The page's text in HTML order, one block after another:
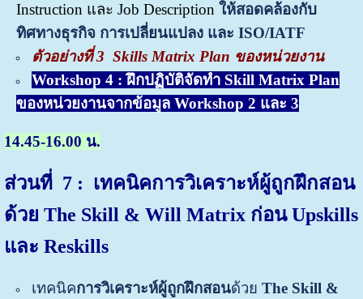
Instruction และ Job Description ให้สอดคล้องกับ
ทิศทางธุรกิจ การเปลี่ยนแปลง และ ISO/IATF
ตัวอย่างที่ 3 SkillsMatrix Plan ของหน่วยงาน
Workshop 4 : ฝึกปฏิบัติจัดทำ Skill Matrix Plan
ของหน่วยงานจากข้อมูล Workshop 2 และ 3
14.45-16.00 น.
ส่วนที่ 7: เทคนิคการวิเคราะห์ผู้ถูกฝึกสอน
ด้วย The Skill & Will Matrix ก่อน Upskills
และ Reskills
เทคนิคการวิเคราะห์ผู้ถูกฝึกสอนด้วย The Skill &